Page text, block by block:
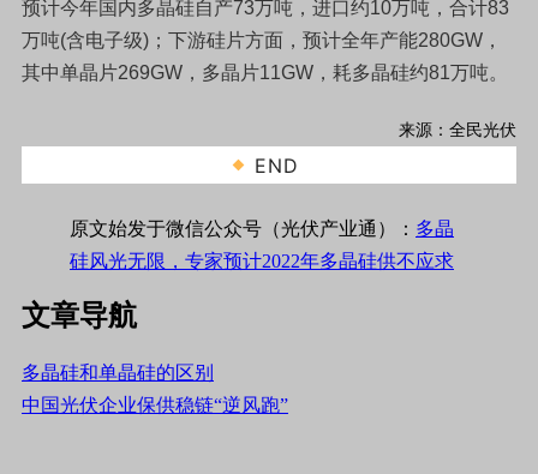
预计今年国内多晶硅自产73万吨，进口约10万吨，合计83
万吨(含电子级)；下游硅片方面，预计全年产能280GW，
其中单晶片269GW，多晶片11GW，耗多晶硅约81万吨。
来源：全民光伏
END
原文始发于微信公众号（光伏产业通）： 多晶
硅风光无限，专家预计2022年多晶硅供不应求
文章导航
多晶硅和单晶硅的区别
中国光伏企业保供稳链“逆风跑”